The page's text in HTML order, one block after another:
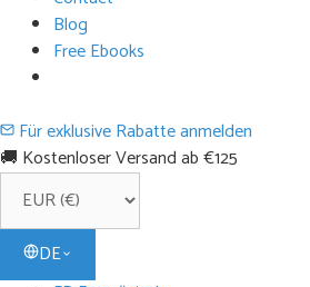
Blog
Free Ebooks
Für exklusive Rabatte anmelden
🚚 Kostenloser Versand ab €125
DE